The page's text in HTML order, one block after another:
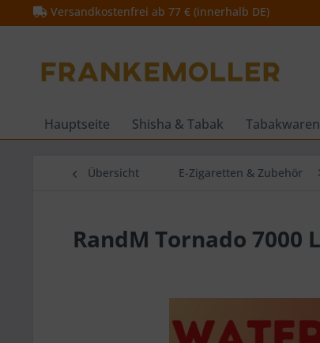
Versandkostenfrei ab 77 € (innerhalb DE)
Hauptseite Shisha & Tabak
Übersicht E-Zigaretten & Zubehör
RandM Tornado